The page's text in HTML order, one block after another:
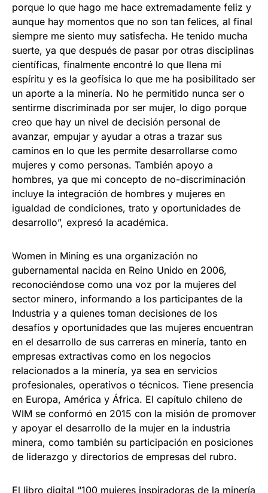
porque lo que hago me hace extremadamente feliz y
aunque hay momentos que no son tan felices, al final
siempre me siento muy satisfecha. He tenido mucha
suerte, ya que después de pasar por otras disciplinas
científicas, finalmente encontré lo que llena mi
espíritu y es la geofísica lo que me ha posibilitado ser
un aporte a la minería. No he permitido nunca ser o
sentirme discriminada por ser mujer, lo digo porque
creo que hay un nivel de decisión personal de
avanzar, empujar y ayudar a otras a trazar sus
caminos en lo que les permite desarrollarse como
mujeres y como personas. También apoyo a
hombres, ya que mi concepto de no-discriminación
incluye la integración de hombres y mujeres en
igualdad de condiciones, trato y oportunidades de
desarrollo”, expresó la académica.
Women in Mining es una organización no
gubernamental nacida en Reino Unido en 2006,
reconociéndose como una voz por la mujeres del
sector minero, informando a los participantes de la
Industria y a quienes toman decisiones de los
desafíos y oportunidades que las mujeres encuentran
en el desarrollo de sus carreras en minería, tanto en
empresas extractivas como en los negocios
relacionados a la minería, ya sea en servicios
profesionales, operativos o técnicos. Tiene presencia
en Europa, América y África. El capítulo chileno de
WIM se conformó en 2015 con la misión de promover
y apoyar el desarrollo de la mujer en la industria
minera, como también su participación en posiciones
de liderazgo y directorios de empresas del rubro.
El libro digital “100 mujeres inspiradoras de la minería